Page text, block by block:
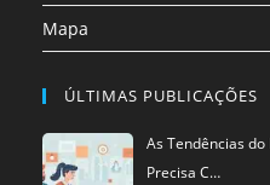
Mapa
ÚLTIMAS PUBLICAÇÕES
As Tendências
Precisa C…